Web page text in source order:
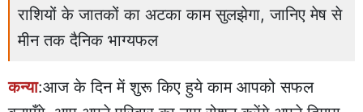
राशियों के जातकों का अटका काम सुलझेगा, जानिए मेष से
मीन तक दैनिक भाग्यफल
कन्या:आज के दिन में शुरू किए हुये काम आपको सफल